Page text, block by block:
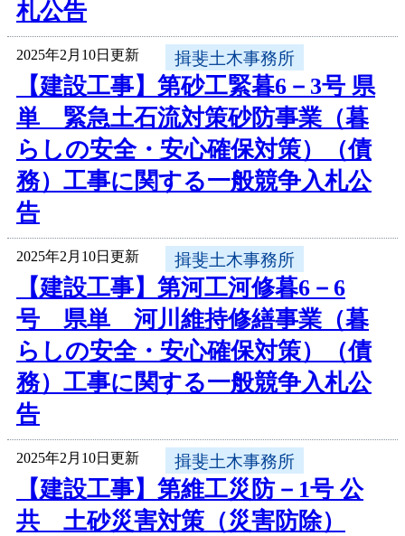
札公告
2025年2月10日更新 揖斐土木事務所
【建設工事】第砂工緊暮6－3号 県
単 緊急土石流対策砂防事業（暮
らしの安全・安心確保対策）（債
務）工事に関する一般競争入札公
告
2025年2月10日更新 揖斐土木事務所
【建設工事】第河工河修暮6－6
号 県単 河川維持修繕事業（暮
らしの安全・安心確保対策）（債
務）工事に関する一般競争入札公
告
2025年2月10日更新 揖斐土木事務所
【建設工事】第維工災防－1号 公
共 土砂災害対策（災害防除）